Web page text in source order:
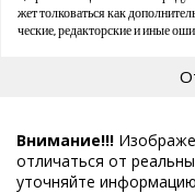
жет толковаться как
ческие, редакторские и иные
Внимание!!!
отличаться от
уточняйте